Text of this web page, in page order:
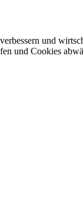
und
und Cookies